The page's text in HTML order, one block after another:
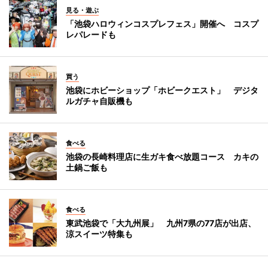
見る・遊ぶ
「池袋ハロウィンコスプレフェス」開催へ コスプ
レパレードも
買う
池袋にホビーショップ「ホビークエスト」 デジタ
ルガチャ自販機も
食べる
池袋の長崎料理店に生ガキ食べ放題コース カキの
土鍋ご飯も
食べる
東武池袋で「大九州展」 九州7県の77店が出店、
涼スイーツ特集も